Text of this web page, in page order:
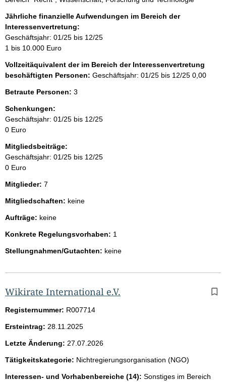
Jährliche finanzielle Aufwendungen im Bereich der
Interessenvertretung:
Geschäftsjahr: 01/25 bis 12/25
1 bis 10.000 Euro
Vollzeitäquivalent der im Bereich der Interessenvertretung
beschäftigten Personen: Geschäftsjahr: 01/25 bis 12/25 0,00
Betraute Personen: 3
Schenkungen:
Geschäftsjahr: 01/25 bis 12/25
0 Euro
Mitgliedsbeiträge:
Geschäftsjahr: 01/25 bis 12/25
0 Euro
Mitglieder: 7
Mitgliedschaften: keine
Aufträge: keine
Konkrete Regelungsvorhaben: 1
Stellungnahmen/Gutachten: keine
Wikirate International e.V.
Registernummer: R007714
Ersteintrag: 28.11.2025
Letzte Änderung: 27.07.2026
Tätigkeitskategorie: Nichtregierungsorganisation (NGO)
Interessen- und Vorhabenbereiche (14): Sonstiges im Bereich